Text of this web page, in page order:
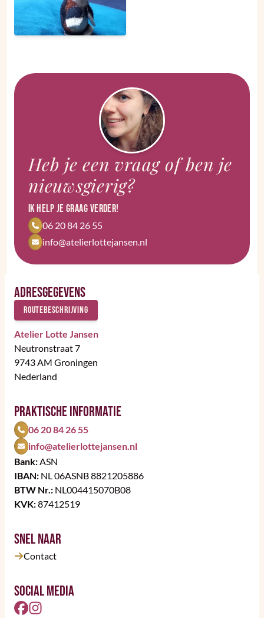
Heb je een vraag of ben je
nieuwsgierig?
Ik help je graag verder!
06 20 84 26 55
info@atelierlottejansen.nl
Adresgegevens
Routebeschrijving
Atelier Lotte Jansen
Neutronstraat 7
9743 AM Groningen
Nederland
Praktische informatie
06 20 84 26 55
info@atelierlottejansen.nl
Bank: ASN
IBAN: NL 06ASNB 8821205886
BTW Nr.: NL004415070B08
KVK:87412519
Snel naar
Contact
Social Media